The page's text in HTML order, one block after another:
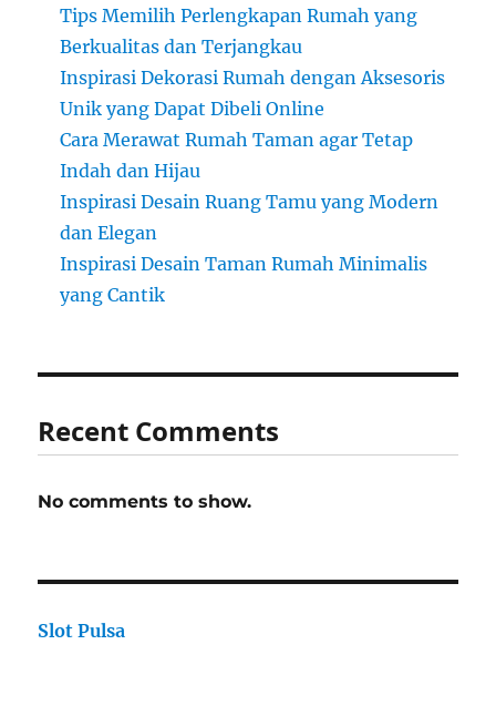
Tips Memilih Perlengkapan Rumah yang
Berkualitas dan Terjangkau
Inspirasi Dekorasi Rumah dengan Aksesoris
Unik yang Dapat Dibeli Online
Cara Merawat Rumah Taman agar Tetap
Indah dan Hijau
Inspirasi Desain Ruang Tamu yang Modern
dan Elegan
Inspirasi Desain Taman Rumah Minimalis
yang Cantik
Recent Comments
No comments to show.
Slot Pulsa